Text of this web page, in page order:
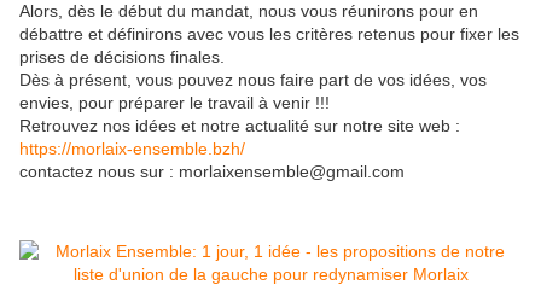
Alors, dès le début du mandat, nous vous réunirons pour en
débattre et définirons avec vous les critères retenus pour fixer les
prises de décisions finales.
Dès à présent, vous pouvez nous faire part de vos idées, vos
envies, pour préparer le travail à venir !!!
Retrouvez nos idées et notre actualité sur notre site web :
https://morlaix-ensemble.bzh/
contactez nous sur : morlaixensemble@gmail.com